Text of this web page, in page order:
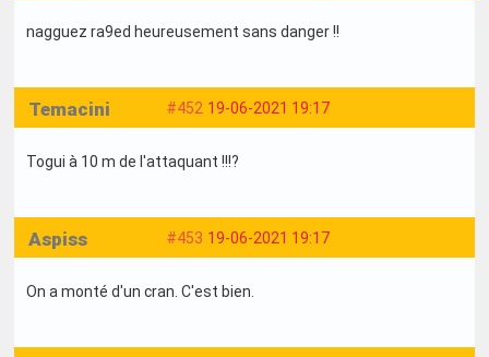
nagguez ra9ed heureusement sans danger !!
#452 19-06-2021 19:17
Temacini
Togui à 10 m de l'attaquant !!!?
#453 19-06-2021 19:17
Aspiss
On a monté d'un cran. C'est bien.